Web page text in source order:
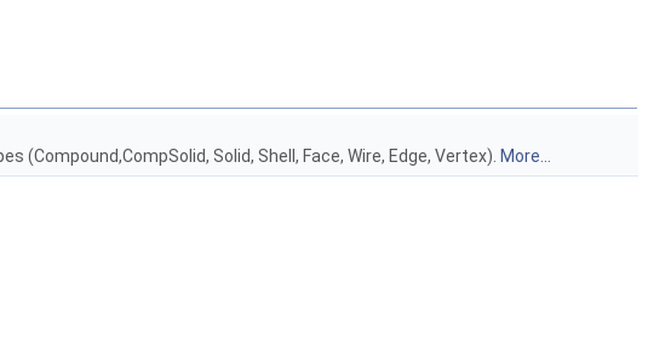
Solid, Shell, Face, Wire, Edge, Vertex). More...